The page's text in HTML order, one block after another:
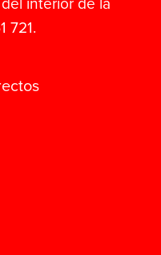
interior de la
721.